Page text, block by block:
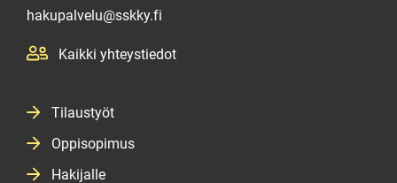
hakupalvelu@sskky.fi
Kaikki yhteystiedot
Tilaustyöt
Oppisopimus
Hakijalle